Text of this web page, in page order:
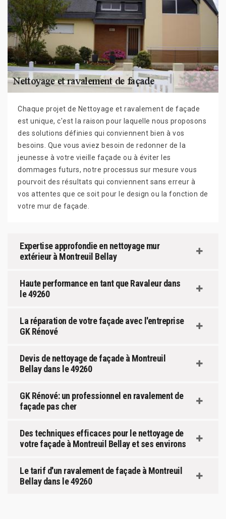
Chaque projet de Nettoyage et ravalement de façade
est unique, c'est la raison pour laquelle nous proposons
des solutions définies qui conviennent bien à vos
besoins. Que vous aviez besoin de redonner de la
jeunesse à votre vieille façade ou à éviter les
dommages futurs, notre processus sur mesure vous
pourvoit des résultats qui conviennent sans erreur à
vos attentes que ce soit pour le design ou la fonction de
votre mur de façade.
Expertise approfondie en nettoyage mur
extérieur à Montreuil Bellay
Haute performance en tant que Ravaleur dans
le 49260
La réparation de votre façade avec l'entreprise
GK Rénové
Devis de nettoyage de façade à Montreuil
Bellay dans le 49260
GK Rénové: un professionnel en ravalement de
façade pas cher
Des techniques efficaces pour le nettoyage de
votre façade à Montreuil Bellay et ses environs
Le tarif d'un ravalement de façade à Montreuil
Bellay dans le 49260